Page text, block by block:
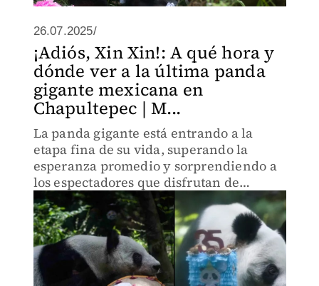
26.07.2025/
¡Adiós, Xin Xin!: A qué hora y
dónde ver a la última panda
gigante mexicana en
Chapultepec | M...
La panda gigante está entrando a la
etapa fina de su vida, superando la
esperanza promedio y sorprendiendo a
los espectadores que disfrutan de
saludarla en sus visitas al zoológico.